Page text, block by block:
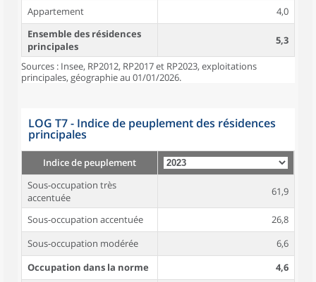
Appartement
4,0
Ensemble des résidences
principales
5,3
Sources : Insee, RP2012, RP2017 et RP2023, exploitations
principales, géographie au 01/01/2026.
LOG T7 - Indice de peuplement des résidences
principales
Indice de peuplement
Sous-occupation très
accentuée
61,9
Sous-occupation accentuée
26,8
Sous-occupation modérée
6,6
Occupation dans la norme
4,6